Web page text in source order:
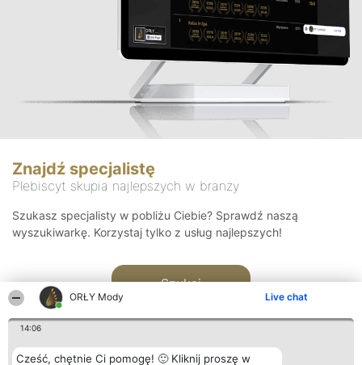
ORŁY Mody Live chat
14:06
Cześć, chętnie Ci pomogę! 🙂 Kliknij proszę w
Znajdź specjalistę
Plebiscyt skupia najlepszych w branży
Szukasz specjalisty w pobliżu Ciebie? Sprawdź naszą
wyszukiwarkę. Korzystaj tylko z usług najlepszych!
Szukaj